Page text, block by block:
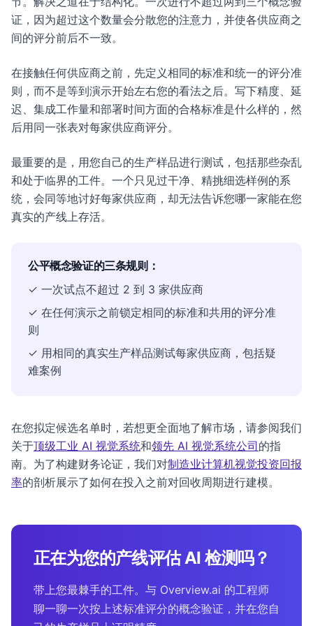
证，因为超过这个数量会分散您的注意力，并使各供应商之
间的评分前后不一致。
在接触任何供应商之前，先定义相同的标准和统一的评分准
则，而不是等到演示开始左右您的看法之后。写下精度、延
迟、集成工作量和部署时间方面的合格标准是什么样的，然
后用同一张表对每家供应商评分。
最重要的是，用您自己的生产样品进行测试，包括那些杂乱
和处于临界的工件。一个只见过干净、精挑细选样例的系
统，会同等地讨好每家供应商，却无法告诉您哪一家能在您
真实的产线上存活。
公平概念验证的三条规则：
✓ 一次试点不超过 2 到 3 家供应商
✓ 在任何演示之前锁定相同的标准和共用的评分准
则
✓ 用相同的真实生产样品测试每家供应商，包括疑
难案例
在您拟定候选名单时，若想更全面地了解市场，请参阅我们
关于顶级工业 AI 视觉系统和领先 AI 视觉系统公司的指
南。为了构建财务论证，我们对制造业计算机视觉投资回报
率的剖析展示了如何在投入之前对回收周期进行建模。
正在为您的产线评估 AI 检测吗？
带上您最棘手的工件。与 Overview.ai 的工程师
聊一聊一次按上述标准评分的概念验证，并在您自